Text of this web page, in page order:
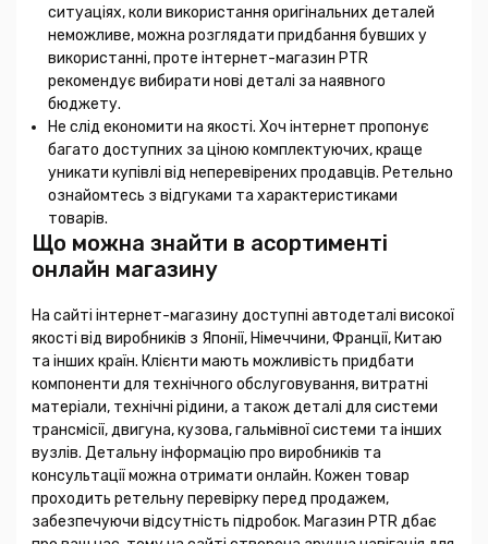
ситуаціях, коли використання оригінальних деталей
неможливе, можна розглядати придбання бувших у
використанні, проте інтернет-магазин PTR
рекомендує вибирати нові деталі за наявного
бюджету.
Не слід економити на якості. Хоч інтернет пропонує
багато доступних за ціною комплектуючих, краще
уникати купівлі від неперевірених продавців. Ретельно
ознайомтесь з відгуками та характеристиками
товарів.
Що можна знайти в асортименті
онлайн магазину
На сайті інтернет-магазину доступні автодеталі високої
якості від виробників з Японії, Німеччини, Франції, Китаю
та інших країн. Клієнти мають можливість придбати
компоненти для технічного обслуговування, витратні
матеріали, технічні рідини, а також деталі для системи
трансмісії, двигуна, кузова, гальмівної системи та інших
вузлів. Детальну інформацію про виробників та
консультації можна отримати онлайн. Кожен товар
проходить ретельну перевірку перед продажем,
забезпечуючи відсутність підробок. Магазин PTR дбає